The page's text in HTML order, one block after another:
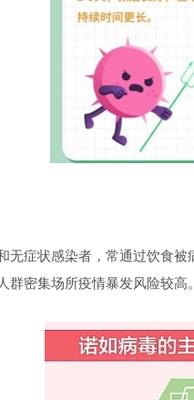
无症状感染者，常通过饮食
密集场所疫情暴发风险较高。